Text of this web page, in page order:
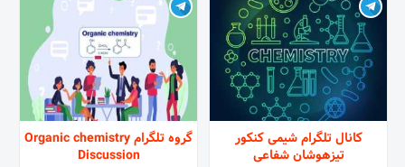
کانال تلگرام شیمی کنکور
تیزهوشان شفاعی
گروه تلگرام Organic chemistry
Discussion